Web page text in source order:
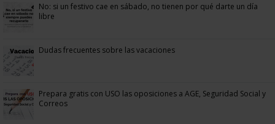
No: si un festivo cae en sábado, no tienen por qué darte un día
libre
Dudas frecuentes sobre las vacaciones
Prepara gratis con USO las oposiciones a AGE, Seguridad Social y
Correos